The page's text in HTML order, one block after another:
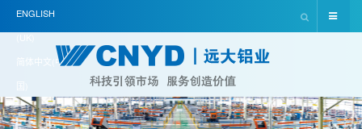
ENGLISH
(UK)
简体中文(中
国)